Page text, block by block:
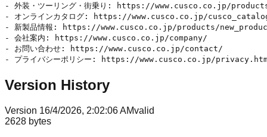
- 外装・ツーリング・街乗り: https://www.cusco.co.jp/
- オンラインカタログ: https://www.cusco.co.jp/
- 新製品情報: https://www.cusco.co.jp/products/
- 会社案内: https://www.cusco.co.jp/company/
- お問い合わせ: https://www.cusco.co.jp/contact/
Version History
Version 16/4/2026, 2:02:06 AMvalid
2628 bytes